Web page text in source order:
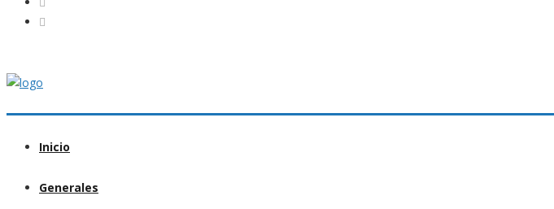
Inicio
Generales